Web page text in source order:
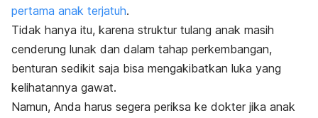
pertama anak terjatuh.
Tidak hanya itu, karena struktur tulang anak masih
cenderung lunak dan dalam tahap perkembangan,
benturan sedikit saja bisa mengakibatkan luka yang
kelihatannya gawat.
Namun, Anda harus segera periksa ke dokter jika anak